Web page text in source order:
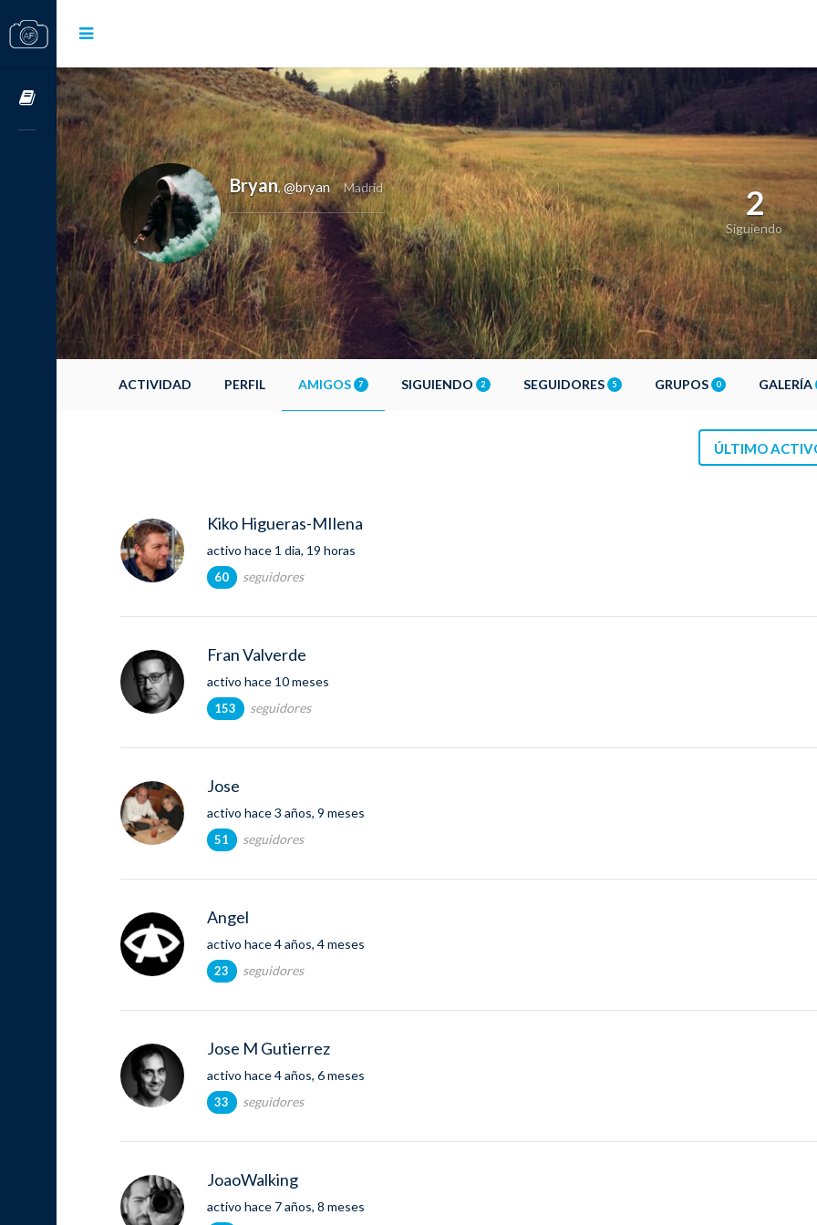
Cursos OnLine
Bryan, @bryan Madrid 2
Siguiendo
ACTIVIDAD PERFIL AMIGOS 7 SIGUIENDO 2 SEGUIDORES 5 GRUPOS 0 GALERÍA
ÚLTIMO
Kiko Higueras-MIlena
activo hace 1 dia, 19 horas
60 seguidores
Fran Valverde
activo hace 10 meses
153 seguidores
Jose
activo hace 3 años, 9 meses
51 seguidores
Angel
activo hace 4 años, 4 meses
23 seguidores
Jose M Gutierrez
activo hace 4 años, 6 meses
33 seguidores
JoaoWalking
activo hace 7 años, 8 meses